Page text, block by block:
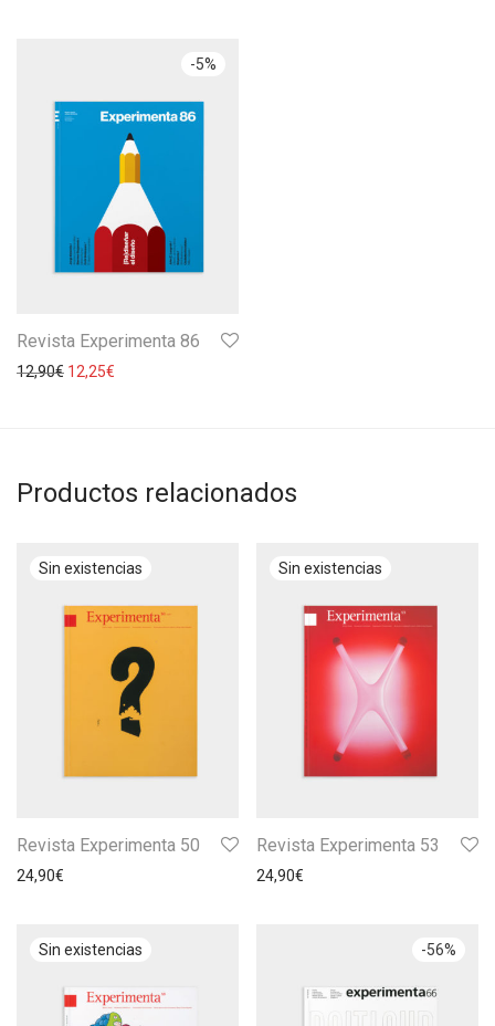
-5%
Revista Experimenta 86
12,90€ 12,25€
Productos relacionados
Revista Experimenta 50
24,90€
Revista Experimenta 53
24,90€
-56%